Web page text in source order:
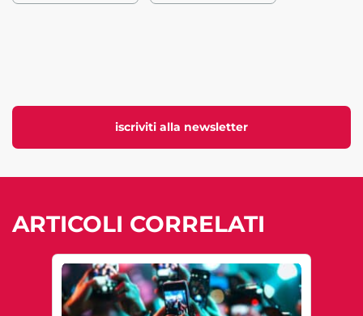
iscriviti alla newsletter
ARTICOLI CORRELATI